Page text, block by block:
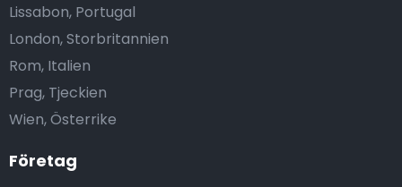
Företag
Lissabon, Portugal
London, Storbritannien
Rom, Italien
Prag, Tjeckien
Wien, Österrike